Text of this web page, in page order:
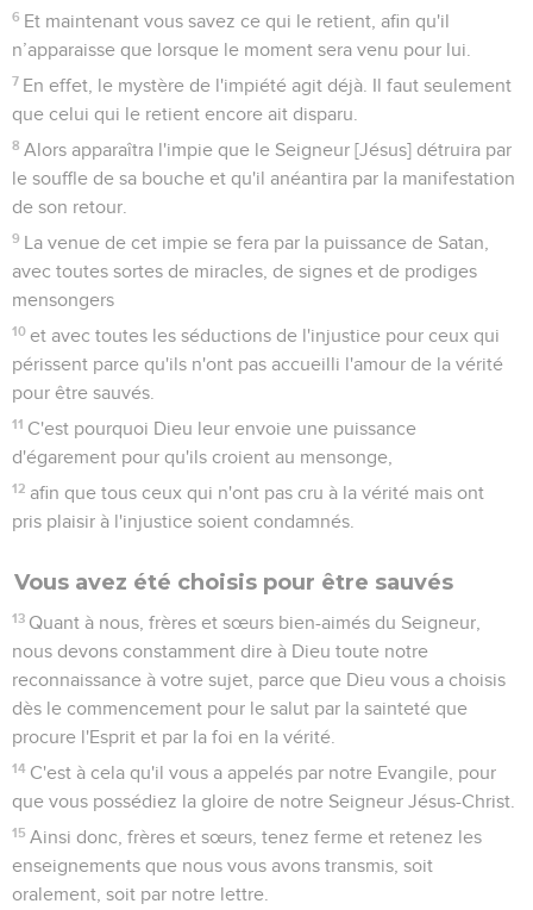
6 Et maintenant vous savez ce qui le retient, afin qu'il
n’apparaisse que lorsque le moment sera venu pour lui.
7 En effet, le mystère de l'impiété agit déjà. Il faut seulement
que celui qui le retient encore ait disparu.
8 Alors apparaîtra l'impie que le Seigneur [Jésus] détruira par
le souffle de sa bouche et qu'il anéantira par la manifestation
de son retour.
9 La venue de cet impie se fera par la puissance de Satan,
avec toutes sortes de miracles, de signes et de prodiges
mensongers
10 et avec toutes les séductions de l'injustice pour ceux qui
périssent parce qu'ils n'ont pas accueilli l'amour de la vérité
pour être sauvés.
11 C'est pourquoi Dieu leur envoie une puissance
d'égarement pour qu'ils croient au mensonge,
12 afin que tous ceux qui n'ont pas cru à la vérité mais ont
pris plaisir à l'injustice soient condamnés.
Vous avez été choisis pour être sauvés
13 Quant à nous, frères et sœurs bien-aimés du Seigneur,
nous devons constamment dire à Dieu toute notre
reconnaissance à votre sujet, parce que Dieu vous a choisis
dès le commencement pour le salut par la sainteté que
procure l'Esprit et par la foi en la vérité.
14 C'est à cela qu'il vous a appelés par notre Evangile, pour
que vous possédiez la gloire de notre Seigneur Jésus-Christ.
15 Ainsi donc, frères et sœurs, tenez ferme et retenez les
enseignements que nous vous avons transmis, soit
oralement, soit par notre lettre.